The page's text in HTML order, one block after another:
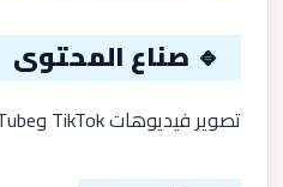
🔹 صناع المحتوى
تصوير فيديوهات TikTok وYouTube